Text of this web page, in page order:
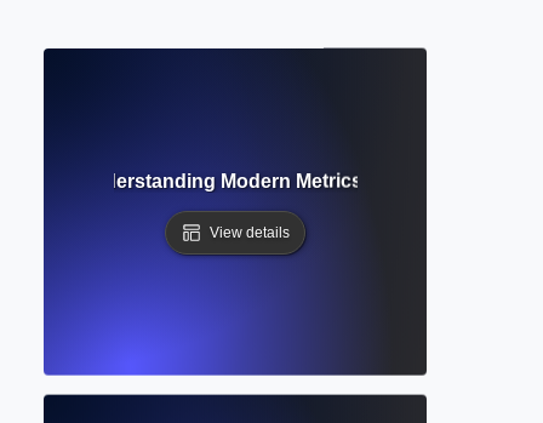
Understanding Modern Metrics Beyond Citation
View details